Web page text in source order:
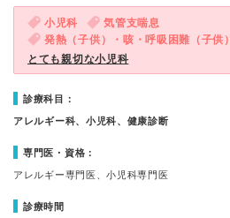
小児科
気管支喘息
発熱（子供）・咳・呼吸困難（子供）
とても親切な小児科
診療科目：
アレルギー科、小児科、健康診断
専門医・資格：
アレルギー専門医、小児科専門医
診療時間